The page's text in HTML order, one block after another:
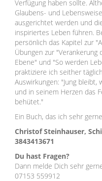
Verfügung haben sollte.
Glaubens- und
ausgerichtet werden und
inspiriertes Leben führen.
persönlich das Kapitel zur
Übungen zur
Ebene" und "So werden
praktiziere ich seither
Auswirkungen: "Jung
und in seinem Herzen das
behütet."
Ein Buch, das ich sehr
Christof Steinhauser,
3843413671
Du hast Fragen?
Dann melde Dich sehr
07153 559912